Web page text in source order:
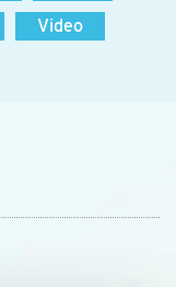
Video